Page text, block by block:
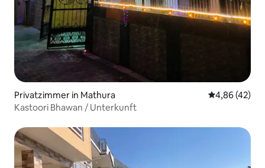
Privatzimmer in Mathura
4,86 (42)
Kastoori Bhawan / Unterkunft